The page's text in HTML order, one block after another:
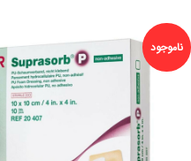
ناموجود